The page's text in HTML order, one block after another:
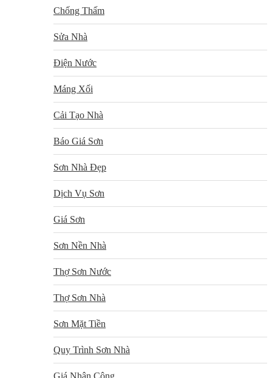
Chống Thấm
Sửa Nhà
Điện Nước
Máng Xối
Cải Tạo Nhà
Báo Giá Sơn
Sơn Nhà Đẹp
Dịch Vụ Sơn
Giá Sơn
Sơn Nền Nhà
Thợ Sơn Nước
Thợ Sơn Nhà
Sơn Mặt Tiền
Quy Trình Sơn Nhà
Giá Nhân Công